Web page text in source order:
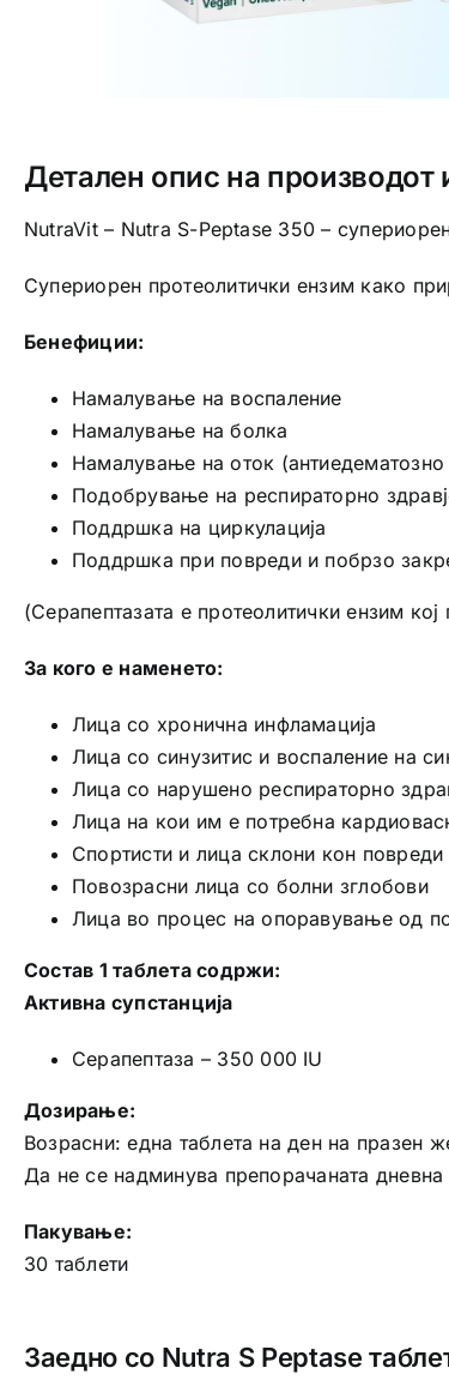
Детален опис на производот
NutraVit – Nutra S-Peptase 350 –
Супериорен протеолитички ензим како
Бенефиции:
Намалување на воспаление
Намалување на болка
Намалување на оток (антиедематозно
Подобрување на респираторно
Поддршка на циркулација
Поддршка при повреди и побрзо
(Серапептазата е протеолитички ензим
За кого е наменето:
Лица со хронична инфламација
Лица со синузитис и воспаление на
Лица со нарушено респираторно
Лица на кои им е потребна
Спортисти и лица склони кон повреди
Повозрасни лица со болни зглобови
Лица во процес на опоравување од
Состав 1 таблета содржи:
Активна супстанција
Серапептаза – 350 000 IU
Дозирање:
Возрасни: една таблета на ден на празен
Да не се надминува препорачаната
Пакување:
30 таблети
Заедно со Nutra S Peptase